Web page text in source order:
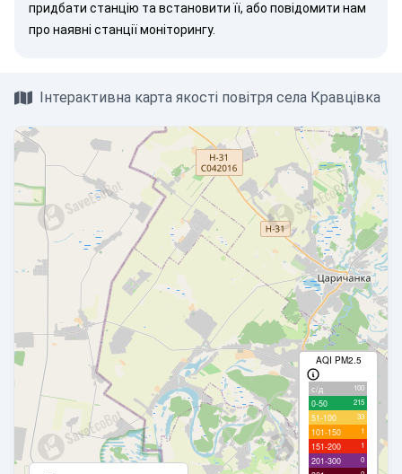
придбати станцію та встановити її, або повідомити нам
про наявні станції моніторингу.
Інтерактивна карта якості повітря села Кравцівка
AQI PM2.5
с/д 100
0-50 215
51-100 33
101-150 1
151-200 1
201-300 0